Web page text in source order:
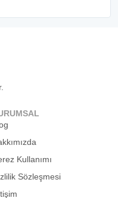
Kullanımı
Sözleşmesi